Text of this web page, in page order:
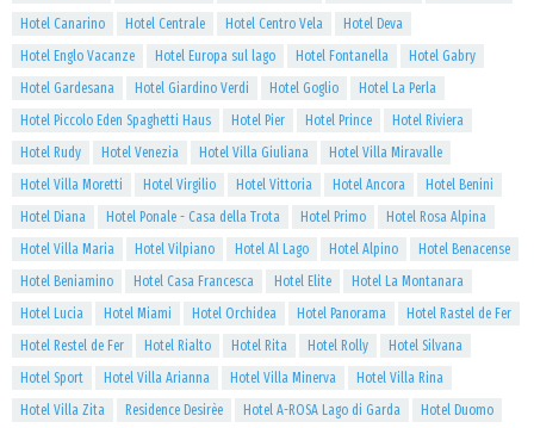
Hotel Canarino
Hotel Centrale Hotel Centro Vela
Hotel Deva
Hotel Englo Vacanze
Hotel Europa sul lago Hotel Fontanella
Hotel Gabry
Hotel Gardesana
Hotel Giardino Verdi Hotel Goglio
Hotel La Perla
Hotel Piccolo Eden Spaghetti Haus
Hotel Pier Hotel Prince
Hotel Riviera
Hotel Rudy
Hotel Venezia Hotel Villa Giuliana
Hotel Villa Miravalle
Hotel Villa Moretti
Hotel Virgilio Hotel Vittoria Hotel Ancora
Hotel Benini
Hotel Diana
Hotel Ponale - Casa della Trota Hotel Primo
Hotel Rosa Alpina
Hotel Villa Maria
Hotel Vilpiano Hotel Al Lago Hotel Alpino
Hotel Benacense
Hotel Beniamino
Hotel Casa Francesca Hotel Elite
Hotel La Montanara
Hotel Lucia
Hotel Miami Hotel Orchidea Hotel Panorama
Hotel Rastel de Fer
Hotel Restel de Fer
Hotel Rialto Hotel Rita Hotel Rolly
Hotel Silvana
Hotel Sport
Hotel Villa Arianna Hotel Villa Minerva
Hotel Villa Rina
Hotel Villa Zita
Residence Desirèe Hotel A-ROSA Lago di Garda
Hotel Duomo